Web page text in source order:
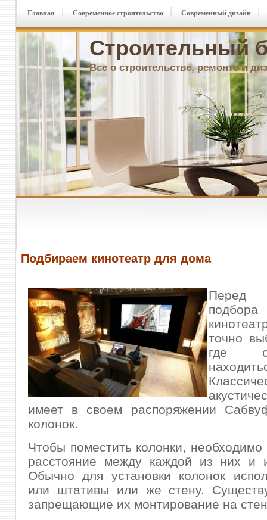
Строительный
Все о строительстве, ремонте и
Главная Современное строительство Современный дизайн
Подбираем кинотеатр для дома
Перед
точно
где
имеет в своем распоряжении
колонок.
Чтобы поместить колонки, необходимо
расстояние между каждой из них и
Обычно для установки колонок
или штативы или же стену.
запрещающие их монтирование на